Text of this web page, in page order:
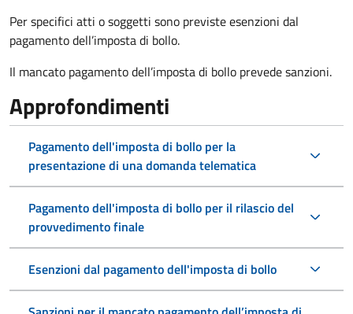
Per specifici atti o soggetti sono previste esenzioni dal
pagamento dell’imposta di bollo.
Il mancato pagamento dell’imposta di bollo prevede sanzioni.
Approfondimenti
Pagamento dell'imposta di bollo per la
presentazione di una domanda telematica
Pagamento dell'imposta di bollo per il rilascio del
provvedimento finale
Esenzioni dal pagamento dell'imposta di bollo